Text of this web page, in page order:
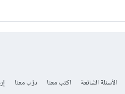
الأسئلة الشائعة اكتب معنا درّب معنا